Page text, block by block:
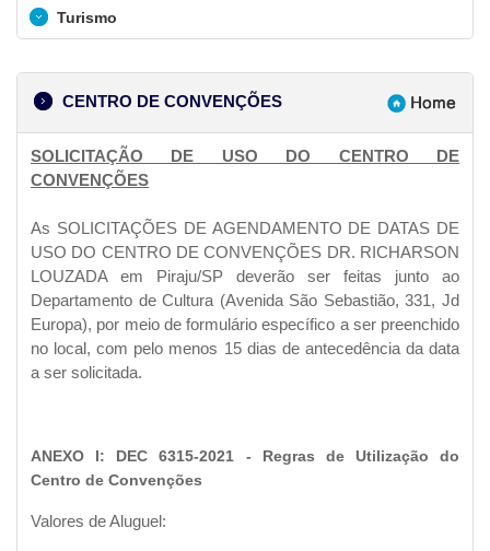
Turismo
CENTRO DE CONVENÇÕES
SOLICITAÇÃO DE USO DO CENTRO DE
CONVENÇÕES
As SOLICITAÇÕES DE AGENDAMENTO DE DATAS DE
USO DO CENTRO DE CONVENÇÕES DR. RICHARSON
LOUZADA em Piraju/SP deverão ser feitas junto ao
Departamento de Cultura (Avenida São Sebastião, 331, Jd
Europa), por meio de formulário específico a ser preenchido
no local, com pelo menos 15 dias de antecedência da data
a ser solicitada.
ANEXO I: DEC 6315-2021 - Regras de Utilização do
Centro de Convenções
Valores de Aluguel: